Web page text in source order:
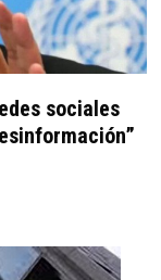
sociales